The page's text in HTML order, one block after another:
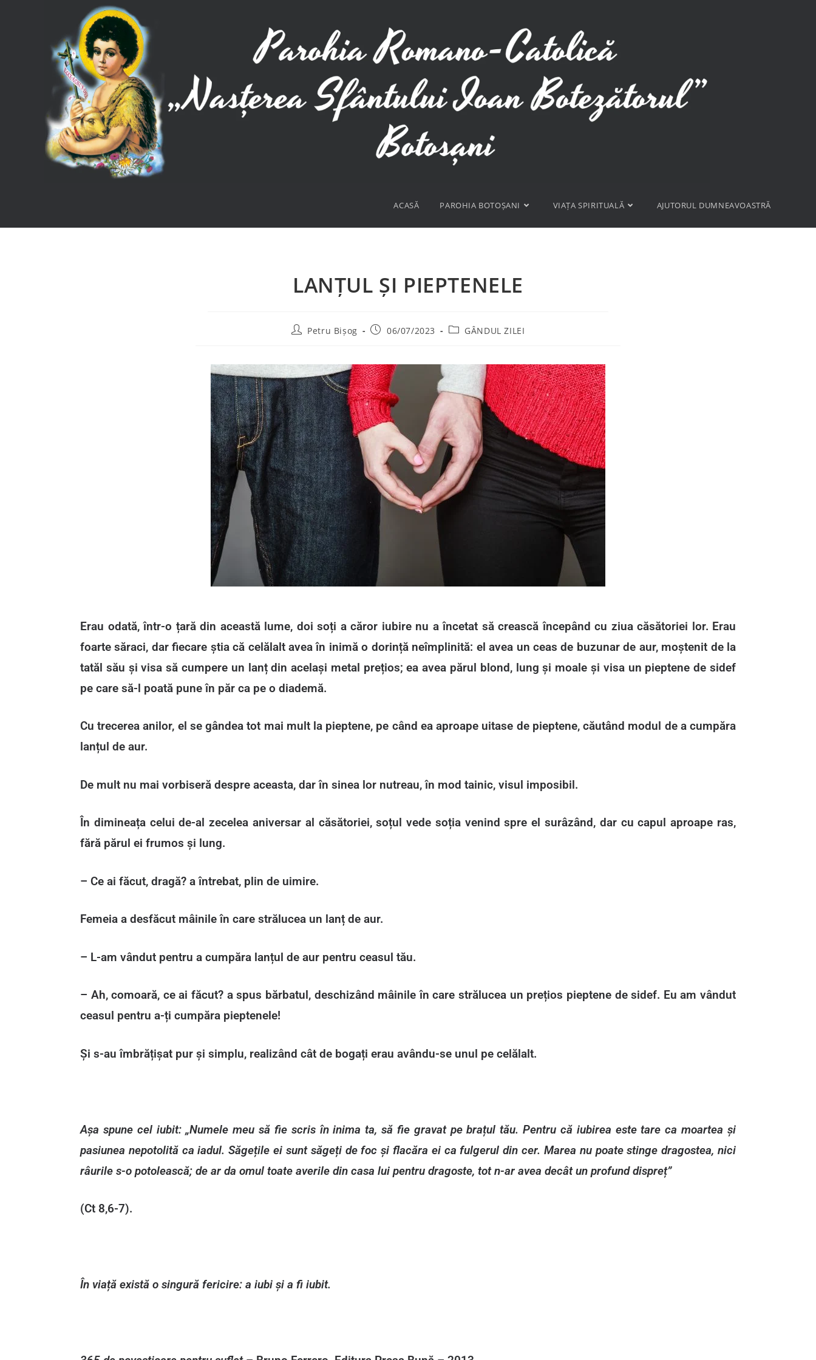
ACASĂ PAROHIA BOTOȘANI VIAȚA SPIRITUALĂ AJUTORUL DUMNEAVOASTRĂ
LANȚUL ȘI PIEPTENELE
Petru Bișog 06/07/2023 GÂNDUL ZILEI
Erau odată, într-o țară din această lume, doi soți a căror iubire nu a încetat să crească începând cu ziua căsătoriei lor. Erau
foarte săraci, dar fiecare știa că celălalt avea în inimă o dorință neîmplinită: el avea un ceas de buzunar de aur, moștenit de la
tatăl său și visa să cumpere un lanț din același metal prețios; ea avea părul blond, lung și moale și visa un pieptene de sidef
pe care să-l poată pune în păr ca pe o diademă.
Cu trecerea anilor, el se gândea tot mai mult la pieptene, pe când ea aproape uitase de pieptene, căutând modul de a cumpăra
lanțul de aur.
De mult nu mai vorbiseră despre aceasta, dar în sinea lor nutreau, în mod tainic, visul imposibil.
În dimineața celui de-al zecelea aniversar al căsătoriei, soțul vede soția venind spre el surâzând, dar cu capul aproape ras,
fără părul ei frumos și lung.
– Ce ai făcut, dragă? a întrebat, plin de uimire.
Femeia a desfăcut mâinile în care strălucea un lanț de aur.
– L-am vândut pentru a cumpăra lanțul de aur pentru ceasul tău.
– Ah, comoară, ce ai făcut? a spus bărbatul, deschizând mâinile în care strălucea un prețios pieptene de sidef. Eu am vândut
ceasul pentru a-ți cumpăra pieptenele!
Și s-au îmbrățișat pur și simplu, realizând cât de bogați erau avându-se unul pe celălalt.
Așa spune cel iubit: „Numele meu să fie scris în inima ta, să fie gravat pe brațul tău. Pentru că iubirea este tare ca moartea și
pasiunea nepotolită ca iadul. Săgețile ei sunt săgeți de foc și flacăra ei ca fulgerul din cer. Marea nu poate stinge dragostea, nici
râurile s-o potolească; de ar da omul toate averile din casa lui pentru dragoste, tot n-ar avea decât un profund dispreț”
(Ct 8,6-7).
În viață există o singură fericire: a iubi și a fi iubit.